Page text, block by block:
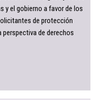
y el gobierno a favor de los
de protección
perspectiva de derechos